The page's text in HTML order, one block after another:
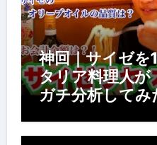
神回｜サイゼを
タリア料理人が
ガチ分析してみ